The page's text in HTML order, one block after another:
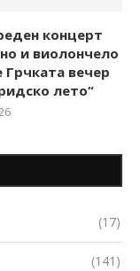
концерт
и виолончело
Грчката вечер
лето“
(17)
(141)